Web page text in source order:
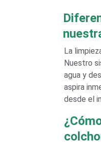
La
Nuestro
agua y
aspira
desde el